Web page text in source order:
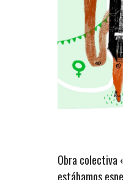
Obra colectiva
estábamos